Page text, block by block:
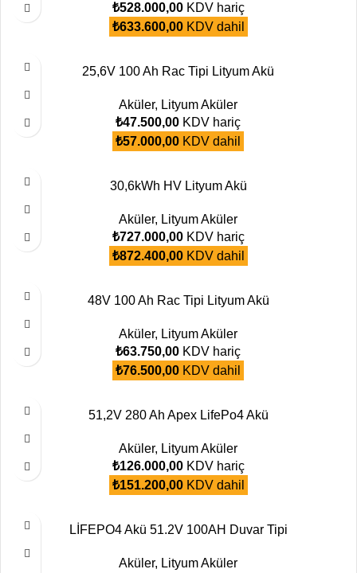
₺528.000,00KDV hariç
₺633.600,00KDV dahil
25,6V 100 Ah Rac Tipi Lityum Akü
Aküler, Lityum Aküler
₺47.500,00 KDV hariç
₺57.000,00 KDV dahil
30,6kWh HV Lityum Akü
Aküler, Lityum Aküler
₺727.000,00KDV hariç
₺872.400,00KDV dahil
48V 100 Ah Rac Tipi Lityum Akü
Aküler, Lityum Aküler
₺63.750,00 KDV hariç
₺76.500,00 KDV dahil
51,2V 280 Ah Apex LifePo4 Akü
Aküler, Lityum Aküler
₺126.000,00KDV hariç
₺151.200,00KDV dahil
LİFEPO4 Akü 51.2V 100AH Duvar Tipi
Aküler, Lityum Aküler